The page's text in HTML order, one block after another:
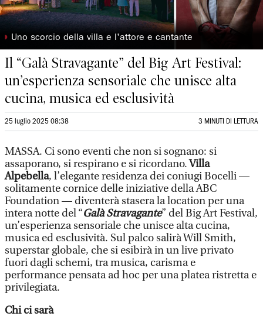
◗ Uno scorcio della villa e l'attore e cantante
Il “Galà Stravagante” del Big Art Festival:
un’esperienza sensoriale che unisce alta
cucina, musica ed esclusività
25 luglio 2025 08:38 3 MINUTI DI LETTURA
MASSA. Ci sono eventi che non si sognano: si
assaporano, si respirano e si ricordano.Villa
Alpebella, l’elegante residenza dei coniugi Bocelli —
solitamente cornice delle iniziative della ABC
Foundation — diventerà stasera la location per una
intera notte del “Galà Stravagante” del Big Art Festival,
un’esperienza sensoriale che unisce alta cucina,
musica ed esclusività. Sul palco salirà Will Smith,
superstar globale, che si esibirà in un live privato
fuori dagli schemi, tra musica, carisma e
performance pensata ad hoc per una platea ristretta e
privilegiata.
Chi ci sarà